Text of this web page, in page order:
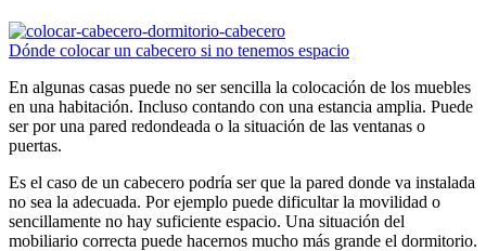
Dónde colocar un cabecero si no tenemos espacio
En algunas casas puede no ser sencilla la colocación de los muebles
en una habitación. Incluso contando con una estancia amplia. Puede
ser por una pared redondeada o la situación de las ventanas o
puertas.
Es el caso de un cabecero podría ser que la pared donde va instalada
no sea la adecuada. Por ejemplo puede dificultar la movilidad o
sencillamente no hay suficiente espacio. Una situación del
mobiliario correcta puede hacernos mucho más grande el dormitorio.